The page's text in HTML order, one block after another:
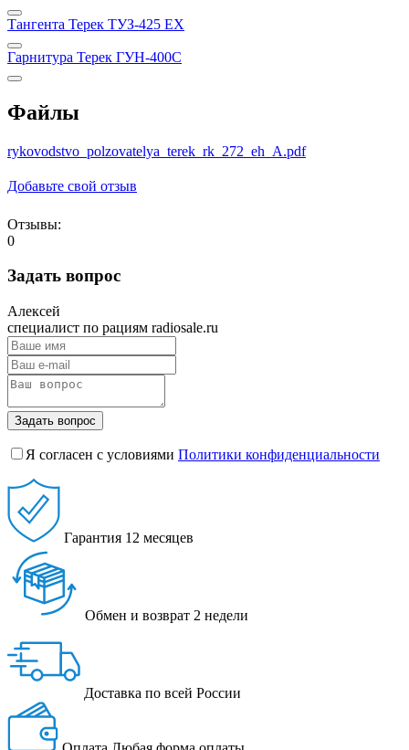
Тангента Терек ТУЗ-425 EX
Гарнитура Терек ГУН-400С
Файлы
rykovodstvo_polzovatelya_terek_rk_272_eh_A.pdf
Добавьте свой отзыв
Отзывы:
0
Задать вопрос
Алексей
специалист по рациям radiosale.ru
Задать вопрос
Я согласен с условиями Политики конфиденциальности
Гарантия 12 месяцев
Обмен и возврат 2 недели
Доставка по всей России